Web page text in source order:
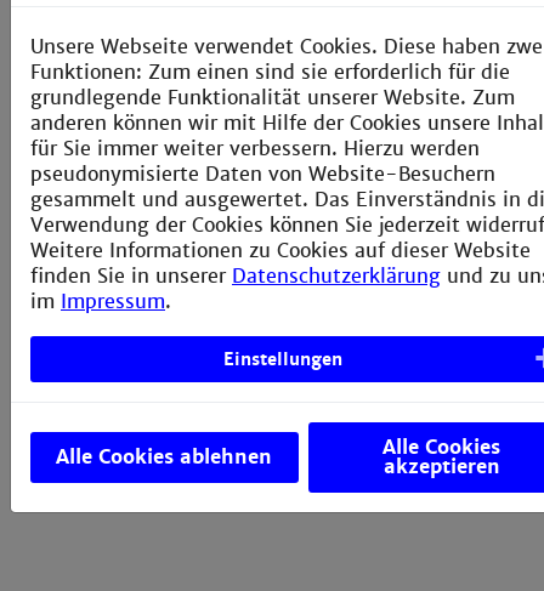
wählen Sie im "moodle":
Kursbereich "Fakultät für
Verfahrens- und
Chemietechnik"
Professor auswählen
Vorlesung auswählen
Die Zugangs-PIN erfragen Sie bitte
der Physikalischen Chemie.
Unsere Webseite verwendet Cookies. Diese haben
Funktionen: Zum einen sind sie erforderlich für die
grundlegende Funktionalität unserer Website. Zum
anderen können wir mit Hilfe der Cookies unsere
für Sie immer weiter verbessern. Hierzu werden
pseudonymisierte Daten von Website-Besuchern
gesammelt und ausgewertet. Das Einverständnis in
Verwendung der Cookies können Sie jederzeit
Weitere Informationen zu Cookies auf dieser Website
finden Sie in unserer Datenschutzerklärung und zu
im Impressum.
Einstellungen
Alle Cookies ablehnen Alle Cookies
akzeptieren